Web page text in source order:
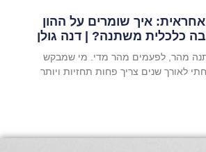
איך שומרים על ההון
כלכלית משתנה? | דנה גולן
מהר, לפעמים מהר מדי. מי שמבקש
לאורך שנים צריך פחות תחזיות ויותר